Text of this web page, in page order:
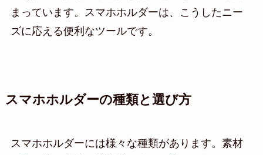
まっています。スマホホルダーは、こうしたニー
ズに応える便利なツールです。
スマホホルダーの種類と選び方
スマホホルダーには様々な種類があります。素材